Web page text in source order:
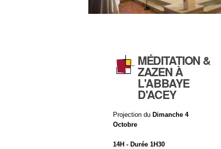
MÉDITATION &
ZAZEN À
L'ABBAYE
D'ACEY
Projection du Dimanche 4
Octobre
14H - Durée 1H30